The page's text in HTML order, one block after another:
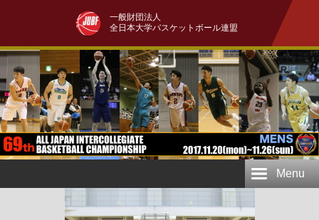
一般財団法人
全日本大学バスケットボール連盟
Menu